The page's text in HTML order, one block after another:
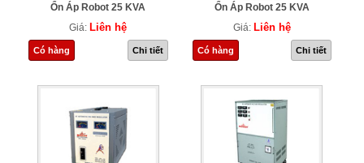
Ổn Áp Robot 25 KVA
Giá: Liên hệ
Có hàng Chi tiết
Ổn Áp Robot 25 KVA
Giá: Liên hệ
Có hàng Chi tiết